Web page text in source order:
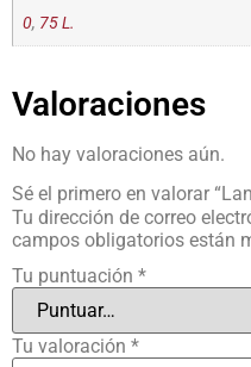
0, 75 L.
Valoraciones
No hay valoraciones aún.
Sé el primero en valorar
Tu dirección de correo
campos obligatorios están
Tu puntuación *
Tu valoración *